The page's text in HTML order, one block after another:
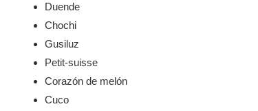
Duende
Chochi
Gusiluz
Petit-suisse
Corazón de melón
Cuco